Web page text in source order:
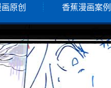
原创 香蕉漫画案例